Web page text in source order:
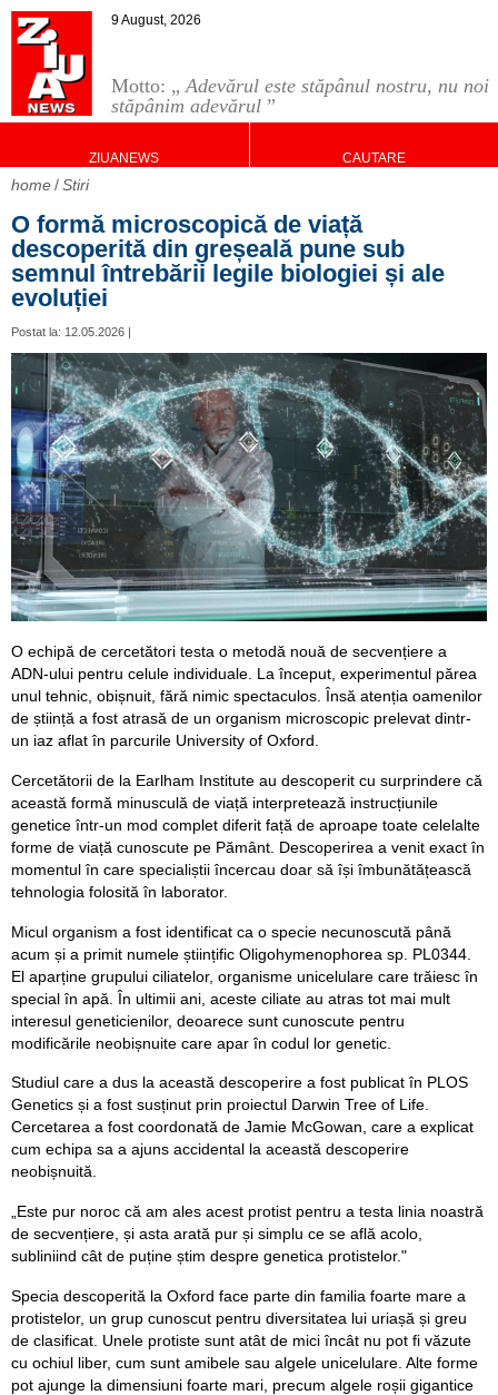
Motto: „Adevărul este stăpânul nostru, nu noi
stăpânim adevărul ”
9 August, 2026
ZIUANEWS CAUTARE
home Stiri
O formă microscopică de viață
descoperită din greșeală pune sub
semnul întrebării legile biologiei și ale
evoluției
Postat la: 12.05.2026 |
O echipă de cercetători testa o metodă nouă de secvențiere a
ADN-ului pentru celule individuale. La început, experimentul părea
unul tehnic, obișnuit, fără nimic spectaculos. Însă atenția oamenilor
de știință a fost atrasă de un organism microscopic prelevat dintr-
un iaz aflat în parcurile University of Oxford.
Cercetătorii de la Earlham Institute au descoperit cu surprindere că
această formă minusculă de viață interpretează instrucțiunile
genetice într-un mod complet diferit față de aproape toate celelalte
forme de viață cunoscute pe Pământ. Descoperirea a venit exact în
momentul în care specialiștii încercau doar să își îmbunătățească
tehnologia folosită în laborator.
Micul organism a fost identificat ca o specie necunoscută până
acum și a primit numele științific Oligohymenophorea sp. PL0344.
El aparține grupului ciliatelor, organisme unicelulare care trăiesc în
special în apă. În ultimii ani, aceste ciliate au atras tot mai mult
interesul geneticienilor, deoarece sunt cunoscute pentru
modificările neobișnuite care apar în codul lor genetic.
Studiul care a dus la această descoperire a fost publicat în PLOS
Genetics și a fost susținut prin proiectul Darwin Tree of Life.
Cercetarea a fost coordonată de Jamie McGowan, care a explicat
cum echipa sa a ajuns accidental la această descoperire
neobișnuită.
„Este pur noroc că am ales acest protist pentru a testa linia noastră
de secvențiere, și asta arată pur și simplu ce se află acolo,
subliniind cât de puține știm despre genetica protistelor."
Specia descoperită la Oxford face parte din familia foarte mare a
protistelor, un grup cunoscut pentru diversitatea lui uriașă și greu
de clasificat. Unele protiste sunt atât de mici încât nu pot fi văzute
cu ochiul liber, cum sunt amibele sau algele unicelulare. Alte forme
pot ajunge la dimensiuni foarte mari, precum algele roșii gigantice